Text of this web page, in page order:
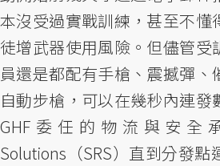
本沒受過實戰訓練，甚至不懂
徒增武器使用風險。但儘管受
員還是都配有手槍、震撼彈、
自動步槍，可以在幾秒內連發
GHF委任的物流與安全
Solutions（SRS）直到分發點